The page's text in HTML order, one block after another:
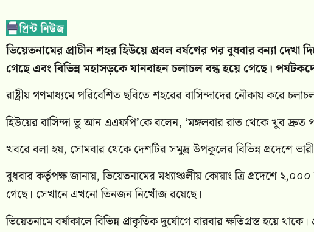
ভিয়েতনামের প্রাচীন শহর হিউয়ে প্রবল বর্ষণের পর বুধবার বন্যা
গেছে এবং বিভিন্ন মহাসড়কে যানবাহন চলাচল বন্ধ হয়ে গেছে।
রাষ্ট্রীয় গণমাধ্যমে পরিবেশিত ছবিতে শহরের বাসিন্দাদের নৌকায় করে
হিউয়ের বাসিন্দা ভু আন এএফপি’কে বলেন, ‘মঙ্গলবার রাত থেকে খুব দ্রুত
খবরে বলা হয়, সোমবার থেকে দেশটির সমুদ্র উপকূলের বিভিন্ন প্রদেশে ভারী
বুধবার কর্তৃপক্ষ জানায়, ভিয়েতনামের মধ্যাঞ্চলীয় কোয়াং ত্রি প্রদেশে
গেছে। সেখানে এখনো তিনজন নিখোঁজ রয়েছে।
ভিয়েতনামে বর্ষাকালে বিভিন্ন প্রাকৃতিক দুর্যোগে বারবার ক্ষতিগ্রস্ত হয়ে